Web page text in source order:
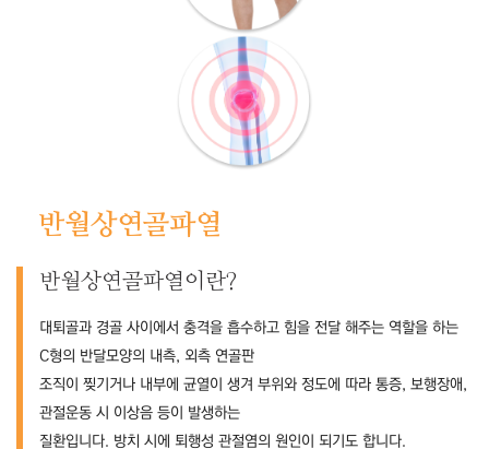
반월상연골파열
반월상연골파열이란?
대퇴골과 경골 사이에서 충격을 흡수하고 힘을 전달 해주는 역할을 하는
C형의 반달모양의 내측, 외측 연골판
조직이 찢기거나 내부에 균열이 생겨 부위와 정도에 따라 통증, 보행장애,
관절운동 시 이상음 등이 발생하는
질환입니다. 방치 시에 퇴행성 관절염의 원인이 되기도 합니다.